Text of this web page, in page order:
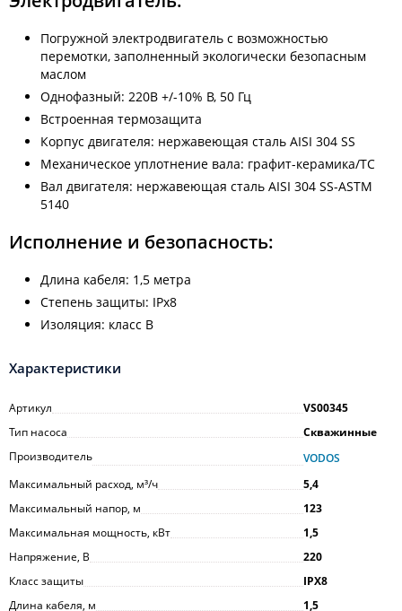
Погружной электродвигатель с возможностью
перемотки, заполненный экологически безопасным
маслом
Однофазный: 220В +/-10% В, 50 Гц
Встроенная термозащита
Корпус двигателя: нержавеющая сталь AISI 304 SS
Механическое уплотнение вала: графит-керамика/TC
Вал двигателя: нержавеющая сталь AISI 304 SS-ASTM
5140
Исполнение и безопасность:
Длина кабеля: 1,5 метра
Степень защиты: IPx8
Изоляция: класс B
Характеристики
Артикул
VS00345
Тип насоса
Скважинные
Производитель
VODOS
Максимальный расход, м³/ч
5,4
Максимальный напор, м
123
Максимальная мощность, кВт
1,5
Напряжение, В
220
Класс защиты
IPX8
Длина кабеля, м
1,5